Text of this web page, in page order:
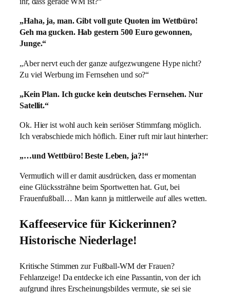
„Haha, ja, man. Gibt voll gute Quoten im Wettbüro!
Geh ma gucken. Hab gestern 500 Euro gewonnen,
Junge.“
„Aber nervt euch der ganze aufgezwungene Hype nicht?
Zu viel Werbung im Fernsehen und so?“
„Kein Plan. Ich gucke kein deutsches Fernsehen. Nur
Satellit.“
Ok. Hier ist wohl auch kein seriöser Stimmfang möglich.
Ich verabschiede mich höflich. Einer ruft mir laut hinterher:
„…und Wettbüro! Beste Leben, ja?!“
Vermutlich will er damit ausdrücken, dass er momentan
eine Glückssträhne beim Sportwetten hat. Gut, bei
Frauenfußball… Man kann ja mittlerweile auf alles wetten.
Kaffeeservice für Kickerinnen?
Historische Niederlage!
Kritische Stimmen zur Fußball-WM der Frauen?
Fehlanzeige! Da entdecke ich eine Passantin, von der ich
aufgrund ihres Erscheinungsbildes vermute, sie sei sie